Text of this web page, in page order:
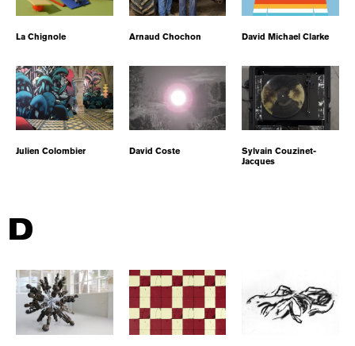
La Chignole Arnaud Chochon David Michael Clarke
Julien Colombier David Coste
Sylvain Couzinet-
Jacques
D